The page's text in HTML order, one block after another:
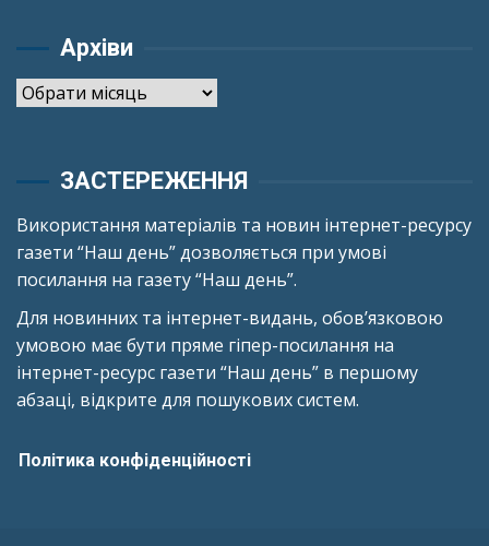
Архіви
Архіви
ЗАСТЕРЕЖЕННЯ
Використання матеріалів та новин інтернет-ресурсу
газети “Наш день” дозволяється при умові
посилання на газету “Наш день”.
Для новинних та інтернет-видань, обов’язковою
умовою має бути пряме гіпер-посилання на
інтернет-ресурс газети “Наш день” в першому
абзаці, відкрите для пошукових систем.
Політика конфіденційності